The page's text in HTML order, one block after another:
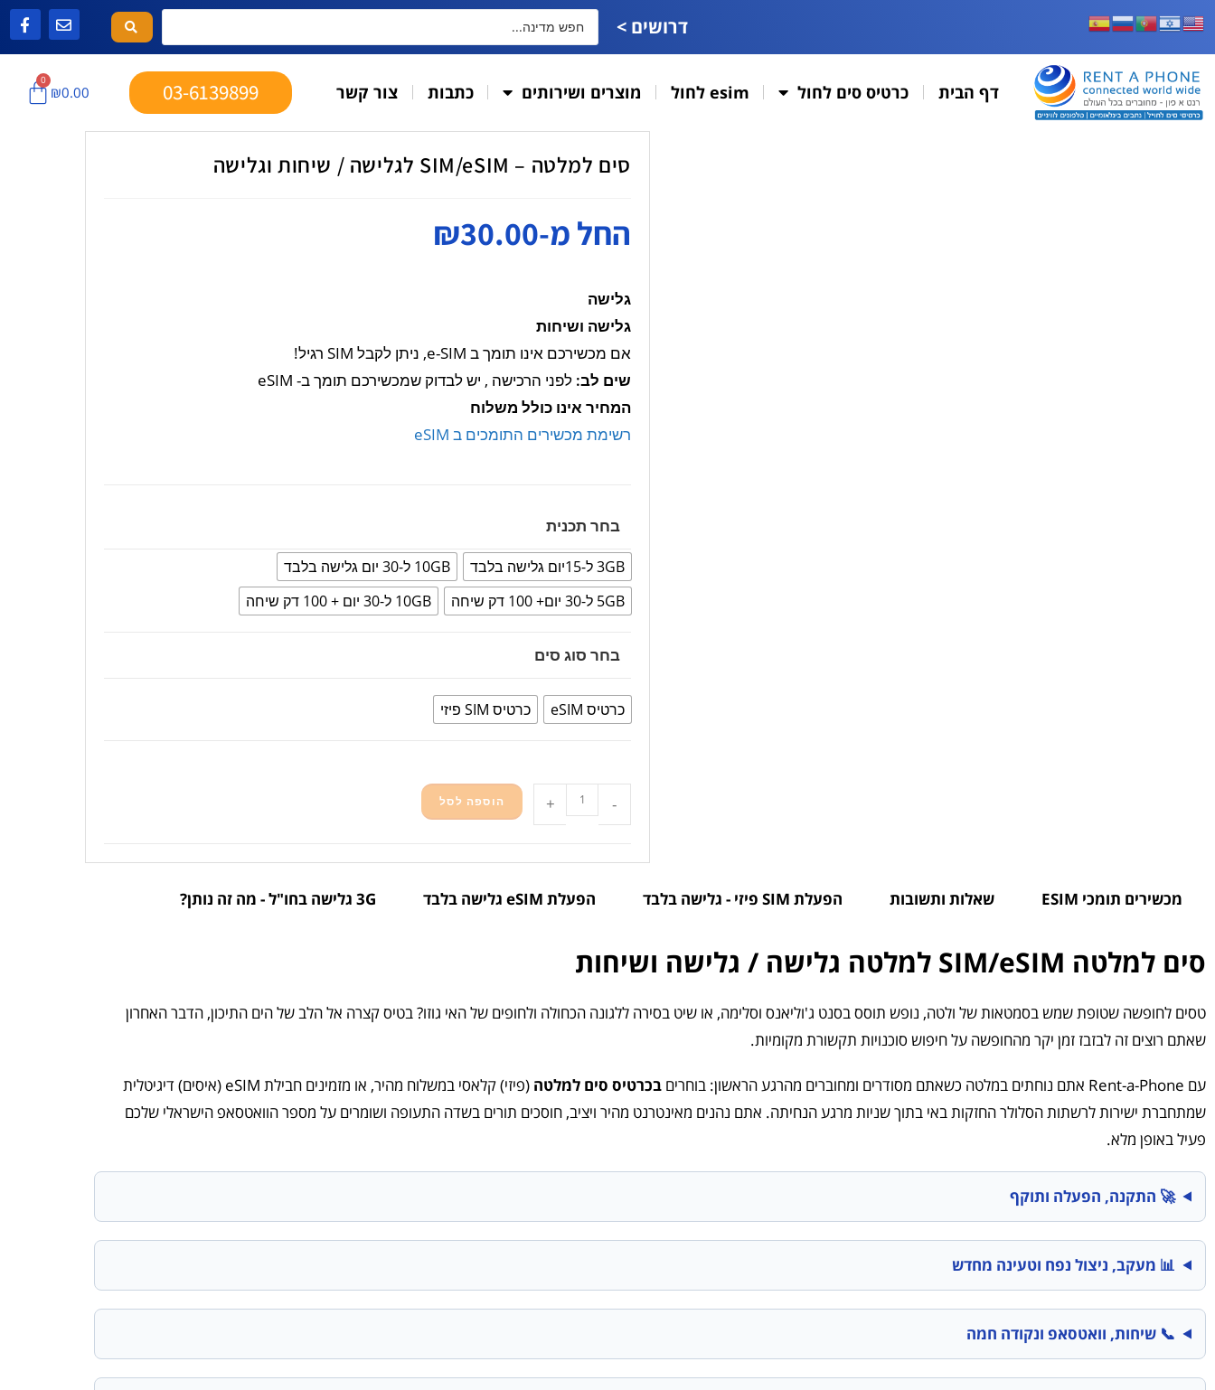
דרושים >
דף הבית כרטיס סים לחול esim לחול מוצרים ושירותים כתבות צור קשר 03-6139899
₪0.00
0
סים למלטה – SIM/eSIM לגלישה / שיחות וגלישה
החל מ- ₪30.00
גלישה
גלישה ושיחות
אם מכשירכם אינו תומך ב e-SIM, ניתן לקבל SIM רגיל!
שים לב: לפני הרכישה , יש לבדוק שמכשירכם תומך ב- eSIM
המחיר אינו כולל משלוח
רשימת מכשירים התומכים ב eSIM
בחר תכנית
3GB ל-15יום גלישה בלבד
10GB ל-30 יום גלישה בלבד
5GB ל-30 יום+ 100 דק שיחה
10GB ל-30 יום + 100 דק שיחה
בחר סוג סים
כרטיס eSIM כרטיס SIM פיזי
-
+ הוספה לסל
מכשירים תומכי ESIM שאלות ותשובות הפעלת SIM פיזי - גלישה בלבד הפעלת eSIM גלישה בלבד 3G גלישה בחו"ל - מה זה נותן?
סים למלטה SIM/eSIM למלטה גלישה / גלישה ושיחות
טסים לחופשה שטופת שמש בסמטאות של ולטה, נופש תוסס בסנט ג'וליאנס וסלימה, או שיט בסירה ללגונה הכחולה ולחופים של האי גוזו? בטיס קצרה אל הלב של הים התיכון, הדבר האחרון
שאתם רוצים זה לבזבז זמן יקר מהחופשה על חיפוש סוכנויות תקשורת מקומיות.
עם Rent-a-Phone אתם נוחתים במלטה כשאתם מסודרים ומחוברים מהרגע הראשון: בוחרים בכרטיס סים למלטה
(פיזי) קלאסי במשלוח מהיר, או מזמינים חבילת eSIM (איסים) דיגיטלית
שמתחברת ישירות לרשתות הסלולר החזקות באי בתוך שניות מרגע הנחיתה. אתם נהנים מאינטרנט מהיר ויציב, חוסכים תורים בשדה התעופה ושומרים על מספר הוואטסאפ הישראלי שלכם
פעיל באופן מלא.
🚀 התקנה, הפעלה ותוקף
📊 מעקב, ניצול נפח וטעינה מחדש
📞 שיחות, וואטסאפ ונקודה חמה